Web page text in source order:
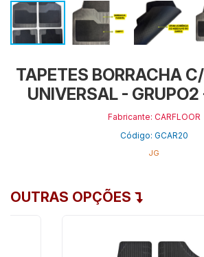
TAPETES BORRACHA
UNIVERSAL -
Fabricante: CARFLOOR
Código: GCAR20
JG
OUTRAS OPÇÕES